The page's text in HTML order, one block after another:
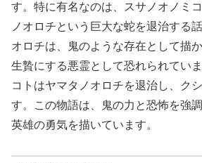
す。特に有名なのは、スサノオノミ
ノオロチという巨大な蛇を退治する
オロチは、鬼のような存在として描
生贄にする悪霊として恐れられてい
コトはヤマタノオロチを退治し、ク
す。この物語は、鬼の力と恐怖を強
英雄の勇気を描いています。